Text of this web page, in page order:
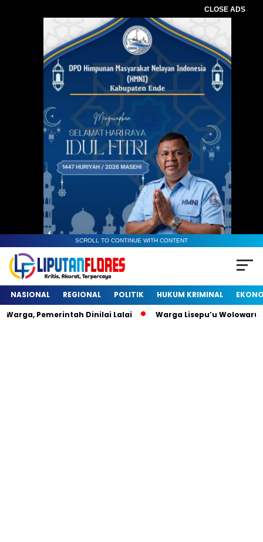
CLOSE ADS
SCROLL TO CONTINUE WITH CONTENT
NASIONAL REGIONAL POLITIK HUKUM KRIMINAL
Pemerintah Dinilai Lalai
Warga Lisepu’u Wolowaru